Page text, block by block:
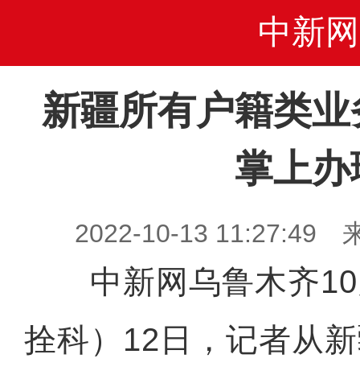
中新网
新疆所有户籍类
掌上办
2022-10-13 11:27:49
中新网乌鲁木齐10
拴科）12日，记者从